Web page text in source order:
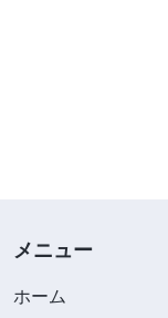
メニュー
ホーム